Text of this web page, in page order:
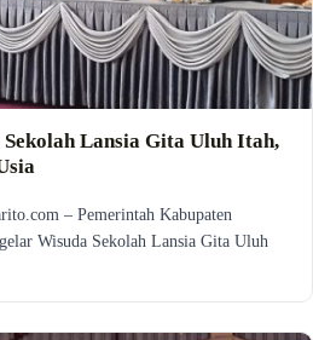
Lansia Gita Uluh Itah,
– Pemerintah Kabupaten
Wisuda Sekolah Lansia Gita Uluh